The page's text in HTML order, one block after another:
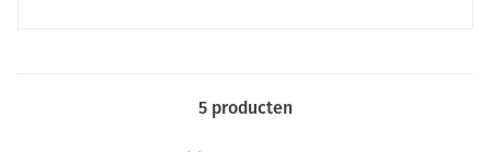
5 producten